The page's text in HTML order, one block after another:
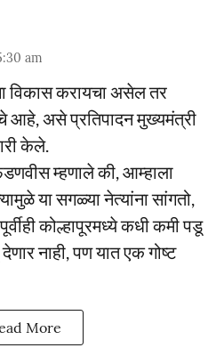
am
विकास करायचा असेल तर
आहे, असे प्रतिपादन मुख्यमंत्री
केले.
म्हणाले की, आम्हाला
या सगळ्या नेत्यांना सांगतो,
कोल्हापूरमध्ये कधी कमी पडू
नाही, पण यात एक गोष्ट
More